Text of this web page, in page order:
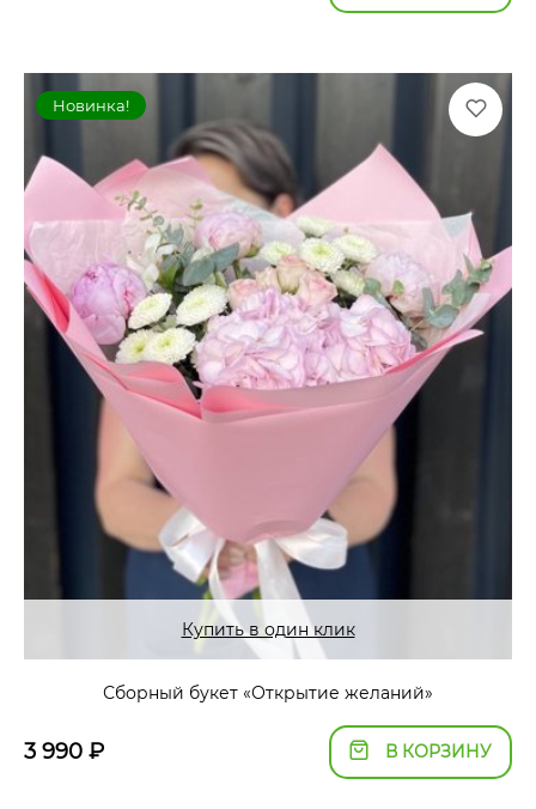
Новинка!
Купить в один клик
Сборный букет «Открытие желаний»
3 990 ₽ В КОРЗИНУ